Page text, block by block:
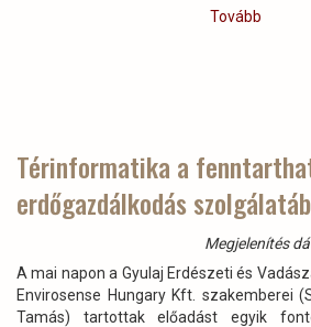
Tovább
kisfilm
)
Térinformatika a
erdőgazdálkodás
Megjelenítés
A mai napon a Gyulaj Erdészeti és
Envirosense Hungary Kft. szakemberei
Tamás) tartottak előadást egyik